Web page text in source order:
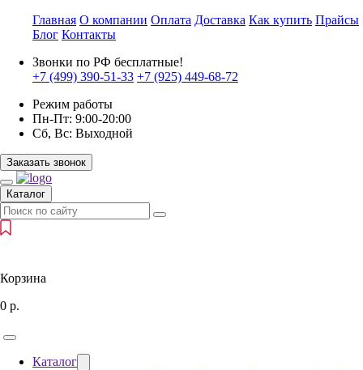
Главная О компании Оплата Доставка Как купить Прайсы
Блог Контакты
Звонки по РФ бесплатные!
+7 (499) 390-51-33 +7 (925) 449-68-72
Режим работы
Пн-Пт: 9:00-20:00
Сб, Вс: Выходной
Заказать звонок
Каталог
Корзина
0 р.
Каталог